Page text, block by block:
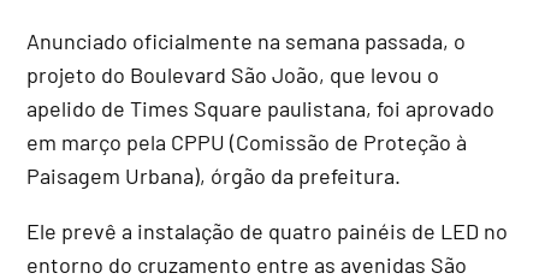
Anunciado oficialmente na semana passada, o
projeto do Boulevard São João, que levou o
apelido de Times Square paulistana, foi aprovado
em março pela CPPU (Comissão de Proteção à
Paisagem Urbana), órgão da prefeitura.
Ele prevê a instalação de quatro painéis de LED no
entorno do cruzamento entre as avenidas São